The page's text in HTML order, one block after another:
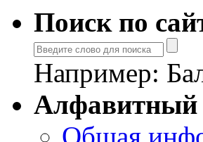
Поиск по
Например:
Алфавитный
Общая